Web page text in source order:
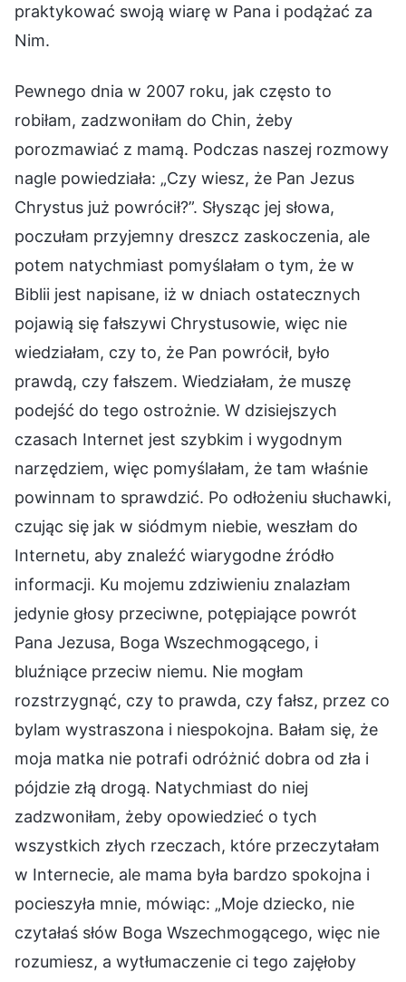
praktykować swoją wiarę w Pana i podążać za
Nim.
Pewnego dnia w 2007 roku, jak często to
robiłam, zadzwoniłam do Chin, żeby
porozmawiać z mamą. Podczas naszej rozmowy
nagle powiedziała: „Czy wiesz, że Pan Jezus
Chrystus już powrócił?”. Słysząc jej słowa,
poczułam przyjemny dreszcz zaskoczenia, ale
potem natychmiast pomyślałam o tym, że w
Biblii jest napisane, iż w dniach ostatecznych
pojawią się fałszywi Chrystusowie, więc nie
wiedziałam, czy to, że Pan powrócił, było
prawdą, czy fałszem. Wiedziałam, że muszę
podejść do tego ostrożnie. W dzisiejszych
czasach Internet jest szybkim i wygodnym
narzędziem, więc pomyślałam, że tam właśnie
powinnam to sprawdzić. Po odłożeniu słuchawki,
czując się jak w siódmym niebie, weszłam do
Internetu, aby znaleźć wiarygodne źródło
informacji. Ku mojemu zdziwieniu znalazłam
jedynie głosy przeciwne, potępiające powrót
Pana Jezusa, Boga Wszechmogącego, i
bluźniące przeciw niemu. Nie mogłam
rozstrzygnąć, czy to prawda, czy fałsz, przez co
bylam wystraszona i niespokojna. Bałam się, że
moja matka nie potrafi odróżnić dobra od zła i
pójdzie złą drogą. Natychmiast do niej
zadzwoniłam, żeby opowiedzieć o tych
wszystkich złych rzeczach, które przeczytałam
w Internecie, ale mama była bardzo spokojna i
pocieszyła mnie, mówiąc: „Moje dziecko, nie
czytałaś słów Boga Wszechmogącego, więc nie
rozumiesz, a wytłumaczenie ci tego zajęłoby